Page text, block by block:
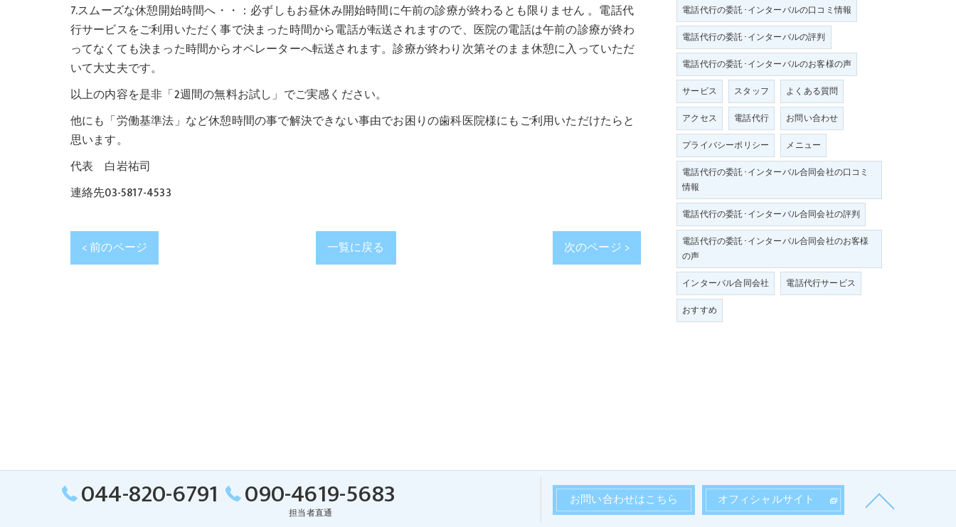
7.スムーズな休憩開始時間へ・・：必ずしもお昼休み開始時間に午前の診療が終わるとも限りません 。電話代
行サービスをご利用いただく事で決まった時間から電話が転送されますので、医院の電話は午前の診療が終わ
ってなくても決まった時間からオペレーターへ転送されます。診療が終わり次第そのまま休憩に入っていただ
いて大丈夫です。
以上の内容を是非「2週間の無料お試し」でご実感ください。
他にも「労働基準法」など休憩時間の事で解決できない事由でお困りの歯科医院様にもご利用いただけたらと
思います。
代表 白岩祐司
連絡先03-5817-4533
< 前のページ 一覧に戻る 次のページ >
電話代行の委託･インターバルの口コミ情報
電話代行の委託･インターバルの評判
電話代行の委託･インターバルのお客様の声
サービス
スタッフ
よくある質問
アクセス
電話代行
お問い合わせ
プライバシーポリシー
メニュー
電話代行の委託･インターバル合同会社の口コミ
情報
電話代行の委託･インターバル合同会社の評判
電話代行の委託･インターバル合同会社のお客様
の声
インターバル合同会社
電話代行サービス
おすすめ
044-820-6791 090-4619-5683
担当者直通
お問い合わせはこちら オフィシャルサイト